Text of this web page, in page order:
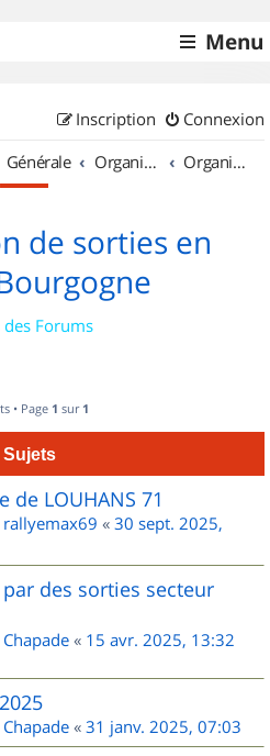
Menu
Connexion
Inscription
Générale Organisation de sorties & Recherche de partenaires Organisation de sorties en région Bourgogne
de sorties en
Forums
• Page 1 sur 1
Sujets
LOUHANS 71
rallyemax69 « 30 sept. 2025,
par des sorties secteur
Chapade « 15 avr. 2025, 13:32
Chapade « 31 janv. 2025, 07:03